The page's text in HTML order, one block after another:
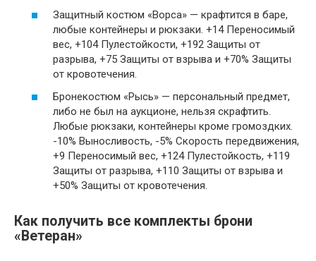
Защитный костюм «Ворса» — крафтится в баре,
любые контейнеры и рюкзаки. +14 Переносимый
вес, +104 Пулестойкости, +192 Защиты от
разрыва, +75 Защиты от взрыва и +70% Защиты
от кровотечения.
Бронекостюм «Рысь» — персональный предмет,
либо не был на аукционе, нельзя скрафтить.
Любые рюкзаки, контейнеры кроме громоздких.
-10% Выносливость, -5% Скорость передвижения,
+9 Переносимый вес, +124 Пулестойкость, +119
Защиты от разрыва, +110 Защиты от взрыва и
+50% Защиты от кровотечения.
Как получить все комплекты брони
«Ветеран»